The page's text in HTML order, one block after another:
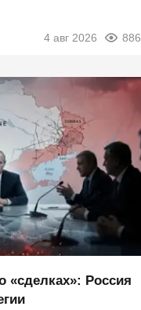
4 авг 2026 886
«сделках»: Россия